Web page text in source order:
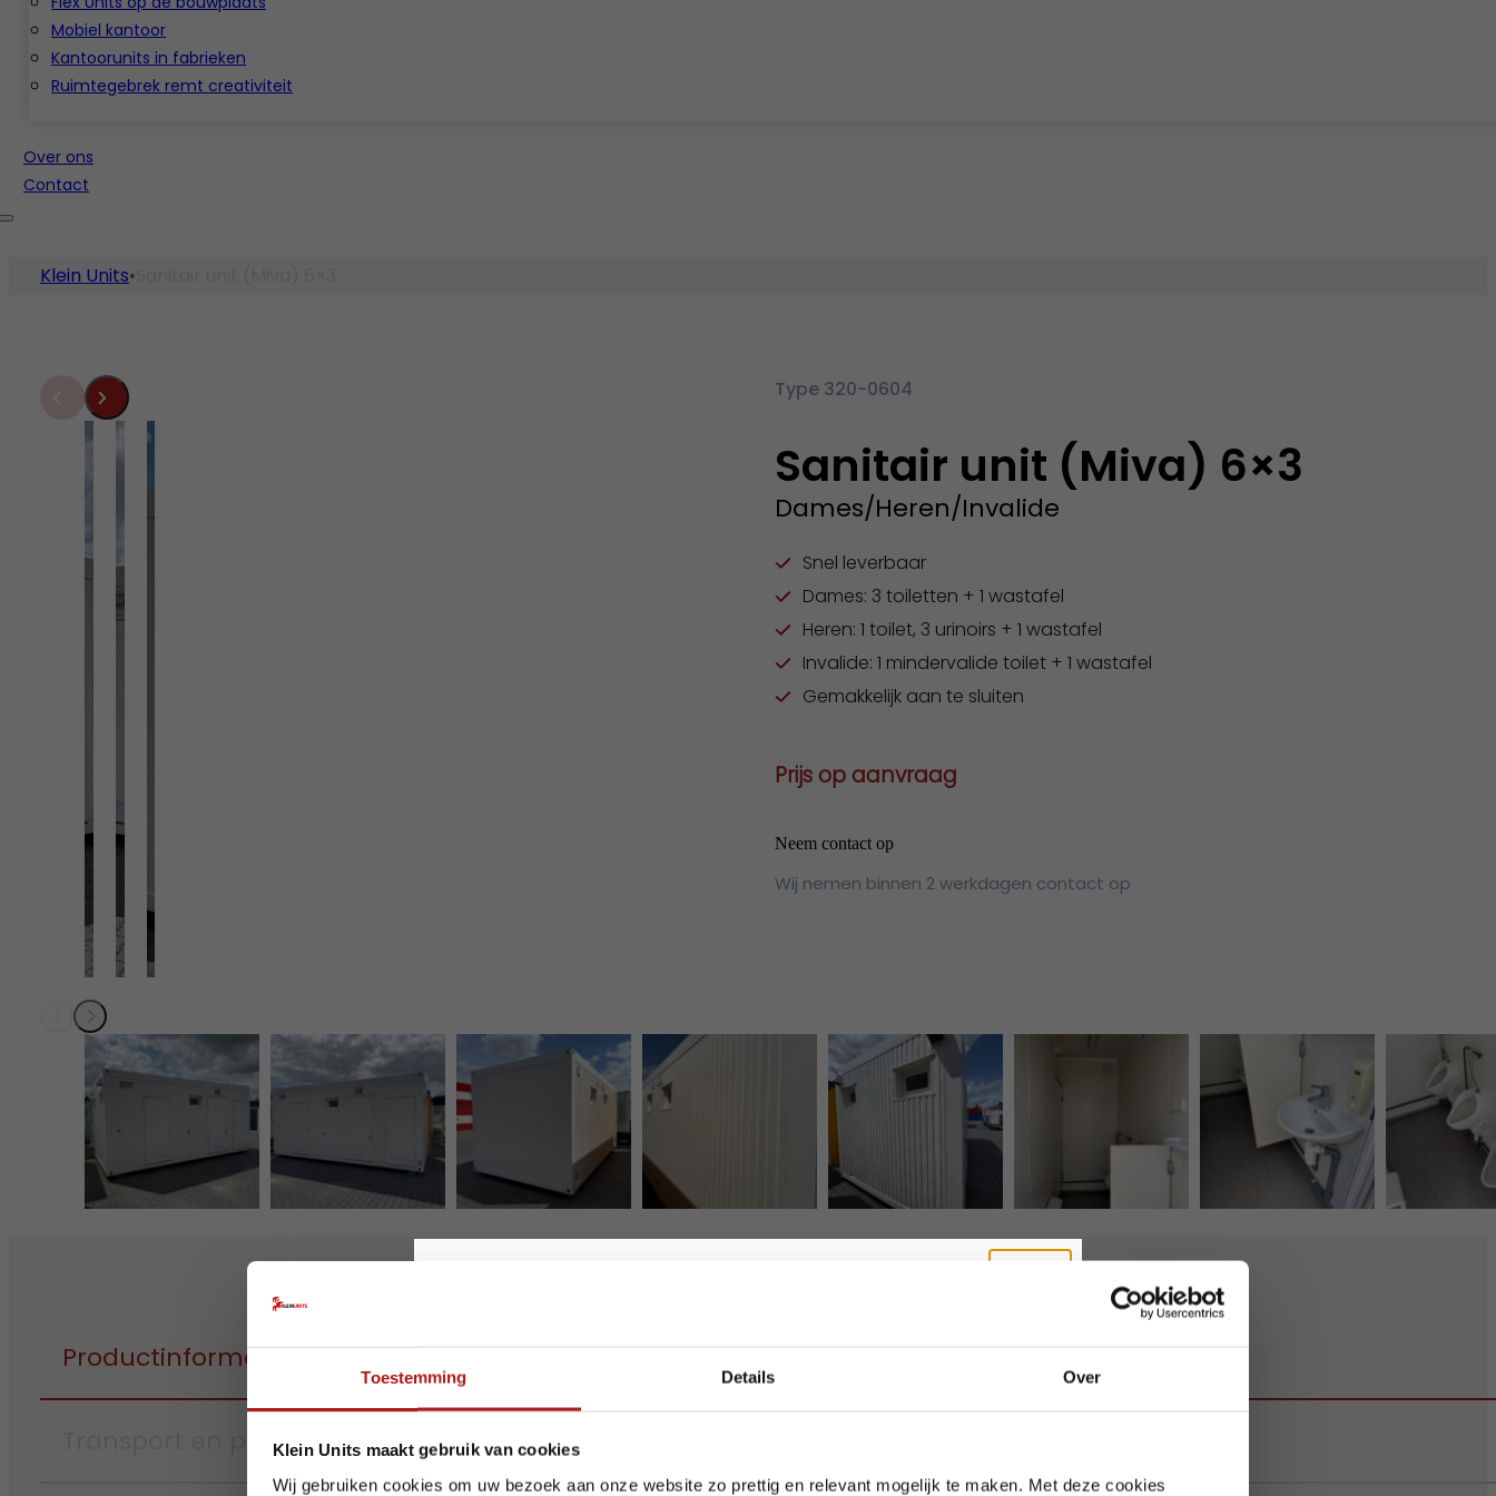
Toestemming Details Over
Klein Units maakt gebruik van cookies
Wij gebruiken cookies om uw bezoek aan onze website zo prettig en relevant mogelijk te maken. Met deze cookies
Mobiel kantoor
Kantoorunits in fabrieken
Ruimtegebrek remt creativiteit
Over ons
Contact
Klein Units•
Type 320-0604
Sanitair unit (Miva) 6×3
Dames/Heren/Invalide
Snel leverbaar
Dames: 3 toiletten + 1 wastafel
Heren: 1 toilet, 3 urinoirs + 1 wastafel
Invalide: 1 mindervalide toilet + 1 wastafel
Gemakkelijk aan te sluiten
Prijs op aanvraag
Neem contact op
Wij nemen binnen 2 werkdagen contact op
Productinformatie
Transport en plaatsing
Op vakantie? Wij blijven bereikbaar.
Houd rekening met het volgende: